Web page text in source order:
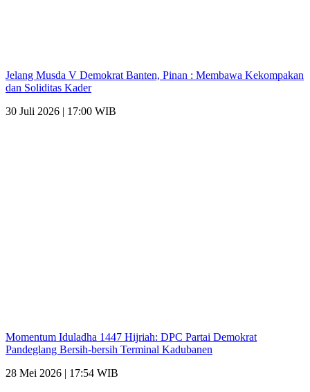
Jelang Musda V Demokrat Banten, Pinan : Membawa Kekompakan
dan Soliditas Kader
30 Juli 2026 | 17:00 WIB
Momentum Iduladha 1447 Hijriah: DPC Partai Demokrat
Pandeglang Bersih-bersih Terminal Kadubanen
28 Mei 2026 | 17:54 WIB